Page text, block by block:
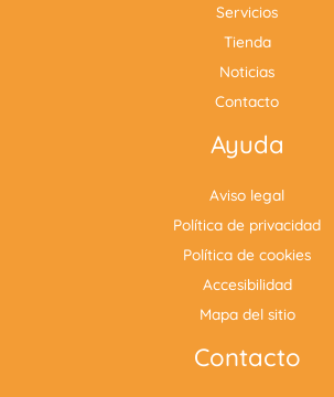
Servicios
Tienda
Noticias
Contacto
Ayuda
Aviso legal
Política de privacidad
Política de cookies
Accesibilidad
Mapa del sitio
Contacto